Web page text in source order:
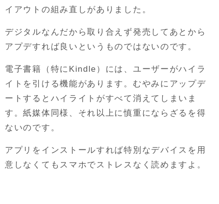
イアウトの組み直しがありました。
デジタルなんだから取り合えず発売してあとから
アプデすれば良いというものではないのです。
電子書籍（特にKindle）には、ユーザーがハイラ
イトを引ける機能があります。むやみにアップデ
ートするとハイライトがすべて消えてしまいま
す。紙媒体同様、それ以上に慎重にならざるを得
ないのです。
アプリをインストールすれば特別なデバイスを用
意しなくてもスマホでストレスなく読めますよ。